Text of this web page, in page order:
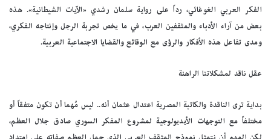
الفكر العربي الغوغائي، رداً على رواية سلمان رشدي «الآيات الشيطانية». هذه
بعض من آراء الأدباء والمثقفين العرب، في ما يخص تجربة الرجل وإنتاجه الفكري،
ومدى تفاعل هذه الأفكار والرؤى مع الوقائع والقضايا الاجتماعية العربية.
عقل ناقد لمشكلاتنا الراهنة
بداية ترى الناقدة والكاتبة المصرية اعتدال عثمان أنه.. ليس مُهما أن تكون متفقاً أو
مختلفاً مع التوجهات الأيديولوجية لمشروع المفكر السوري صادق جلال العظم،